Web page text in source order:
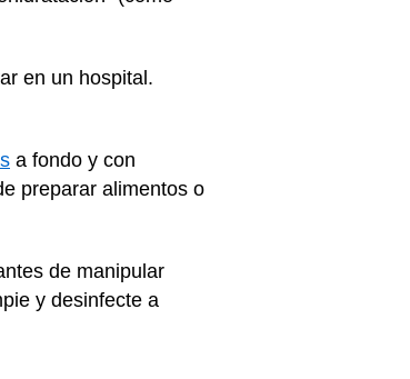
en un hospital.
a fondo y con
preparar alimentos o
de manipular
y desinfecte a